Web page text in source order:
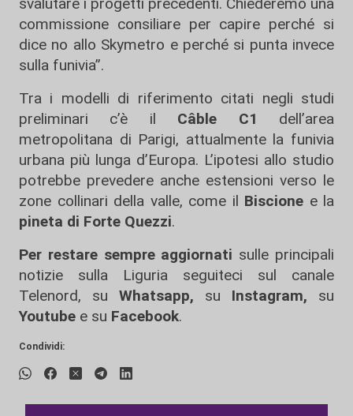
commissione consiliare per capire perché si
dice no allo Skymetro e perché si punta invece
sulla funivia”.
Tra i modelli di riferimento citati negli studi
preliminari c’è il Câble C1
dell’area
metropolitana di Parigi, attualmente la funivia
urbana più lunga d’Europa. L’ipotesi allo studio
potrebbe prevedere anche estensioni verso le
zone collinari della valle, come il Biscione e la
pineta di Forte Quezzi.
Per restare sempre aggiornati sulle principali
notizie sulla Liguria seguiteci sul canale
Telenord, su
Whatsapp, su Instagram, su
Youtube e su Facebook.
Condividi: